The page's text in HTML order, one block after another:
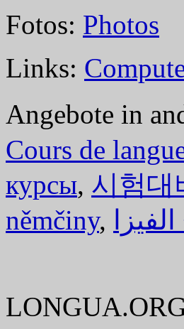
Fotos: Photos
Links:
Angebote in
Cours de
курсы, 시험대
němčiny,